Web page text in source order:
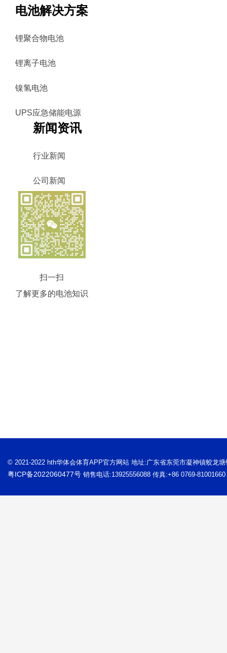
电池解决方案
锂聚合物电池
锂离子电池
镍氢电池
UPS应急储能电源
新闻资讯
行业新闻
公司新闻
扫一扫
了解更多的电池知识
© 2021-2022 hth华体会体育APP官方网站 地址:广东省东莞市凝神镇蛟龙
粤ICP备2022060477号 销售电话:13925556088 传真:+86 0769-81001660